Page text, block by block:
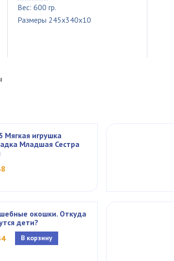
Вес: 600 гр.
Размеры 245x340x10
Мягкая игрушка
Младшая Сестра
окошки. Откуда
дети?
В корзину